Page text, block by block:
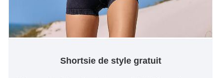
Shortsie de style gratuit